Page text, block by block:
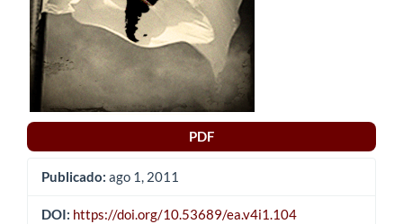
PDF
Publicado: ago 1, 2011
DOI: https://doi.org/10.53689/ea.v4i1.104